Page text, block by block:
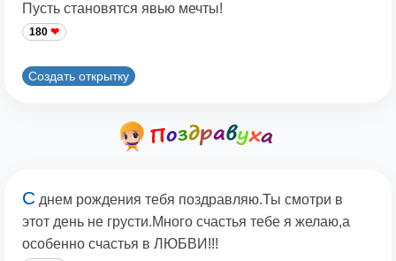
Пусть становятся явью мечты!
180
Создать открытку
С днем рождения тебя поздравляю.Ты смотри в
этот день не грусти.Много счастья тебе я желаю,а
особенно счастья в ЛЮБВИ!!!